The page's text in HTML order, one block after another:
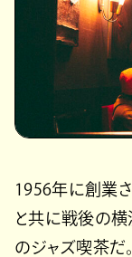
1956年に創業さ
と共に戦後の
のジャズ喫茶だ